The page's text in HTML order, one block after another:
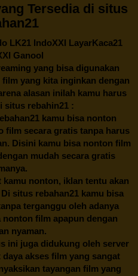
Tersedia di situs
LK21 IndoXXI LayarKaca21
Ganool
yang bisa digunakan
yang kita inginkan dengan
alasan inilah kamu harus
situs rebahin21 :
kamu bisa nonton
film secara gratis tanpa harus
Disini kamu bisa nonton film
mudah secara gratis
kamu nonton, iklan tentu akan
Di situs rebahan21 kamu bisa
terganggu oleh adanya
film apapun dengan
nyaman.
ini juga didukung oleh server
akses film yang sangat
tayangan film yang